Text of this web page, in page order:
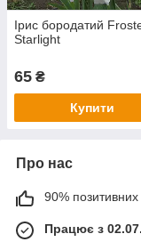
Ірис бородатий
Starlight
65 ₴
Купити
Про нас
90% позитивних
Працює з